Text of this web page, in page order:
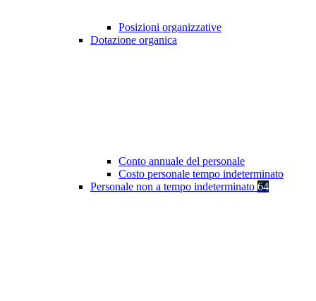
Posizioni organizzative
Dotazione organica
Conto annuale del personale
Costo personale tempo indeterminato
Personale non a tempo indeterminato 64